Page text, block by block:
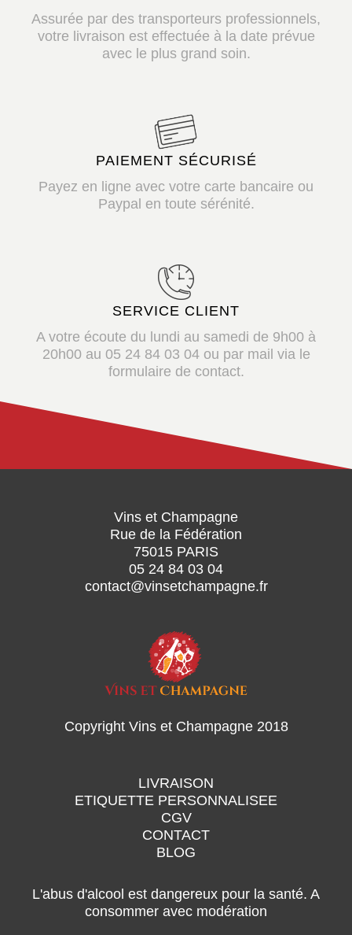
Assurée par des transporteurs professionnels,
votre livraison est effectuée à la date prévue
avec le plus grand soin.
PAIEMENT SÉCURISÉ
Payez en ligne avec votre carte bancaire ou
Paypal en toute sérénité.
SERVICE CLIENT
A votre écoute du lundi au samedi de 9h00 à
20h00 au 05 24 84 03 04 ou par mail via le
formulaire de contact.
Vins et Champagne
Rue de la Fédération
75015 PARIS
05 24 84 03 04
contact@vinsetchampagne.fr
Copyright Vins et Champagne 2018
LIVRAISON
ETIQUETTE PERSONNALISEE
CGV
CONTACT
BLOG
L'abus d'alcool est dangereux pour la santé. A
consommer avec modération